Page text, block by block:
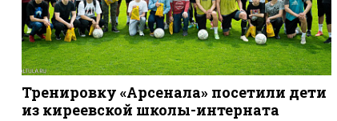
Тренировку «Арсенала» посетили дети
из киреевской школы-интерната